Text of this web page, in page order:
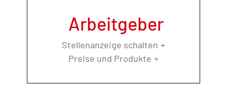
Arbeitgeber
Stellenanzeige schalten
Preise und Produkte